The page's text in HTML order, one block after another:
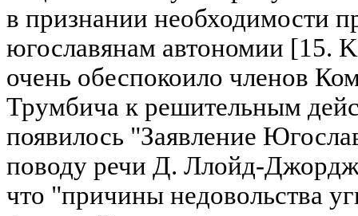
в признании необходимости
югославянам автономии [15.
очень обеспокоило членов
Трумбича к решительным
появилось "Заявление
поводу речи Д. Ллойд-
что "причины недовольства